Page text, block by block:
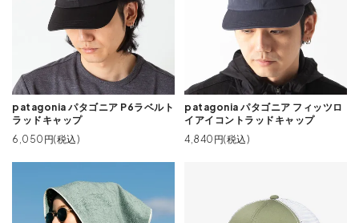
patagonia パタゴニア P6ラベルト
ラッドキャップ
6,050円(税込)
patagonia パタゴニア フィッツロ
イアイコントラッドキャップ
4,840円(税込)